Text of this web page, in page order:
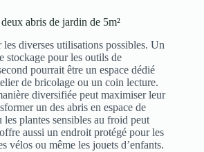
abris de jardin de 5m²
les diverses utilisations possibles. Un
stockage pour les outils de
pourrait être un espace dédié
de bricolage ou un coin lecture.
diversifiée peut maximiser leur
un des abris en espace de
plantes sensibles au froid peut
aussi un endroit protégé pour les
vélos ou même les jouets d’enfants.